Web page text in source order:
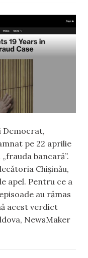
Democrat,
pe 22 aprilie
bancară”.
Chișinău,
apel. Pentru ce a
au rămas
acest verdict
NewsMaker